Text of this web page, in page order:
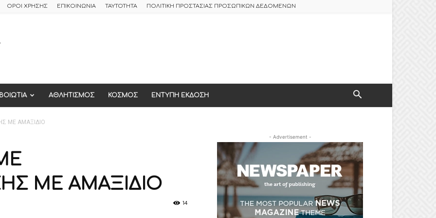
ΟΡΟΙ ΧΡΗΣΗΣ ΕΠΙΚΟΙΝΩΝΙΑ ΤΑΥΤΟΤΗΤΑ ΠΟΛΙΤΙΚΗ ΠΡΟΣΤΑΣΙΑΣ ΠΡΟΣΩΠΙΚΩΝ ΔΕΔΟΜΕΝΩΝ
ΒΟΙΩΤΙΑ ΑΘΛΗΤΙΣΜΟΣ ΚΟΣΜΟΣ ΕΝΤΥΠΗ ΕΚΔΟΣΗ
ΜΕ ΑΜΑΞΙΔΙΟ
ΜΕ ΑΜΑΞΙΔΙΟ
14
- Advertisement -